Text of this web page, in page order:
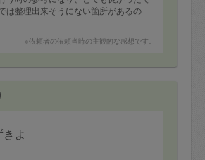
は整理出来そうにない箇所があるの
たいと考えています。
※依頼者の依頼当時の主観的な感想です。
よ